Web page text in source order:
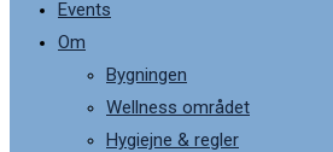
Events
Om
Bygningen
Wellness området
Hygiejne & regler